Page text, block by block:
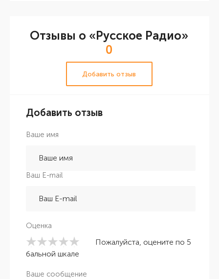
Отзывы о «Русское Радио»
0
Добавить отзыв
Добавить отзыв
Ваше имя
Ваш E-mail
Оценка
Пожалуйста, оцените по 5
бальной шкале
Ваше сообщение